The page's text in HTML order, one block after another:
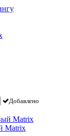
Добавлено
Matrix